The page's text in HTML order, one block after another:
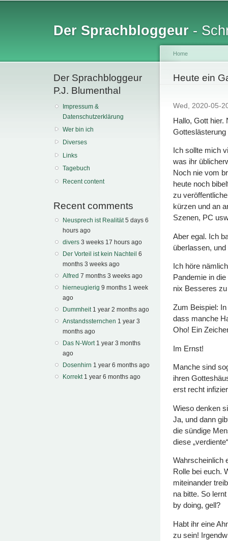
Der Sprachbloggeur -
Der Sprachbloggeur
P.J. Blumenthal
Impressum &
Datenschutzerklärung
Wer bin ich
Diverses
Links
Tagebuch
Recent content
Recent comments
Neusprech ist Realität 5 days 6
hours ago
divers 3 weeks 17 hours ago
Der Vorteil ist kein Nachteil 6
months 3 weeks ago
Alfred 7 months 3 weeks ago
hierneugierig 9 months 1 week
ago
Dummheit 1 year 2 months ago
Anstandssternchen 1 year 3
months ago
Das N-Wort 1 year 3 months
ago
Dosenhirn 1 year 6 months ago
Korrekt 1 year 6 months ago
You are
Home
Heute ein
Wed, 2020-05-
Hallo, Gott hier.
Ich sollte mich
was ihr
Noch nie vom
heute noch
zu
kürzen und an
Szenen, PC
Aber egal. Ich
überlassen,
Ich höre
Pandemie in
nix Besseres
Zum Beispiel:
dass manche
Oho! Ein
Im Ernst!
Manche sind
ihren
erst recht
Wieso denken
Ja, und dann
die sündige
diese
Wahrscheinlich
Rolle bei euch.
miteinander
na bitte. So
by doing, gell?
Habt ihr eine
zu sein!